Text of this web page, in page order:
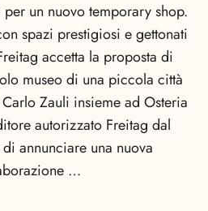
un nuovo temporary shop.
spazi prestigiosi e gettonati
accetta la proposta di
museo di una piccola città
Zauli insieme ad Osteria
autorizzato Freitag dal
annunciare una nuova
…